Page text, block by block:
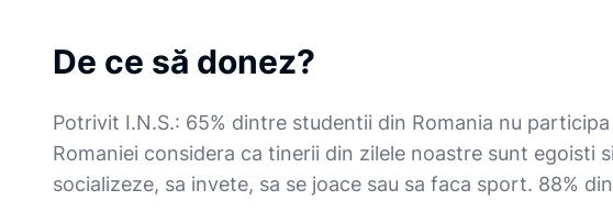
De ce să donez?
Potrivit I.N.S.: 65% dintre studentii din Romania nu
Romaniei considera ca tinerii din zilele noastre sunt egoisti
socializeze, sa invete, sa se joace sau sa faca sport. 88%